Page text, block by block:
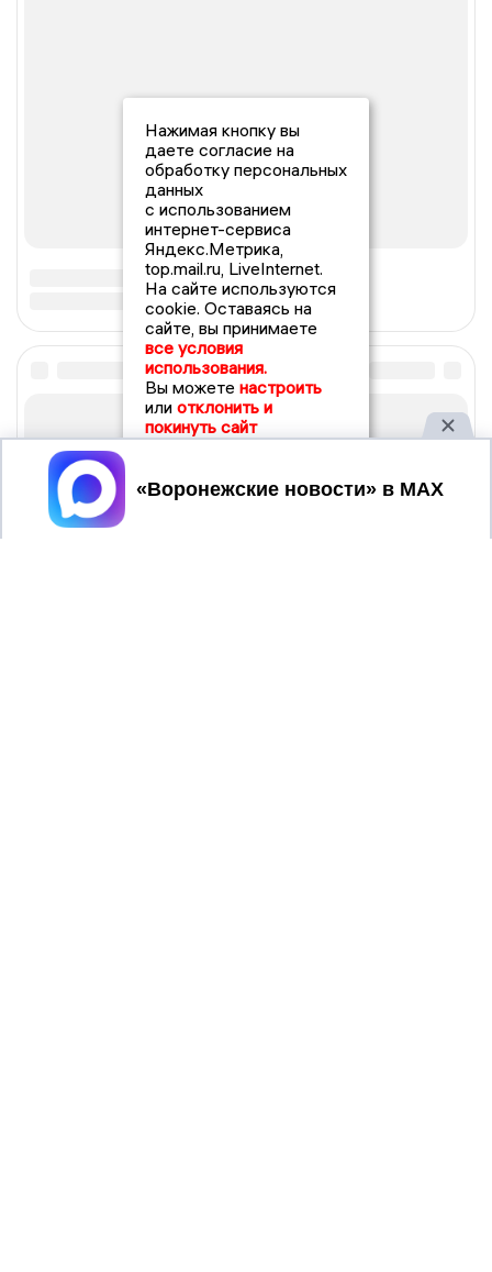
Нажимая кнопку вы
даете согласие на
обработку персональных
данных
с использованием
интернет-сервиса
Яндекс.Метрика,
top.mail.ru, LiveInternet.
На сайте используются
cookie. Оставаясь на
сайте, вы принимаете
все условия
использования.
Вы можете настроить
или отклонить и
покинуть сайт
Принять